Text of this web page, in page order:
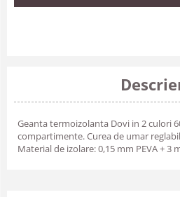
Geanta termoizolanta Dovi in 2 culori
compartimente. Curea de umar
Material de izolare: 0,15 mm PEVA + 3